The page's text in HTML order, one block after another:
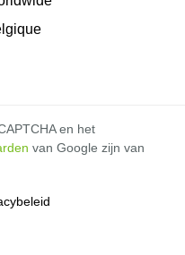
en het
van Google zijn van